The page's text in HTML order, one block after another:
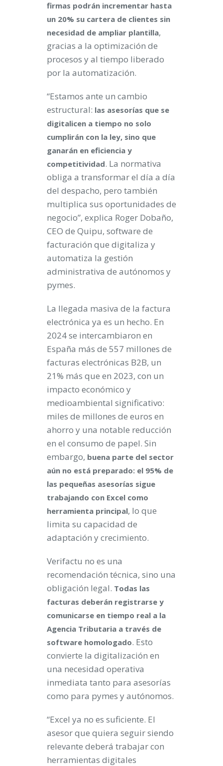
firmas podrán incrementar hasta
un 20% su cartera de clientes sin
necesidad de ampliar plantilla,
gracias a la optimización de
procesos y al tiempo liberado
por la automatización.
“Estamos ante un cambio
estructural: las asesorías que se
digitalicen a tiempo no solo
cumplirán con la ley, sino que
ganarán en eficiencia y
competitividad. La normativa
obliga a transformar el día a día
del despacho, pero también
multiplica sus oportunidades de
negocio”, explica Roger Dobaño,
CEO de Quipu, software de
facturación que digitaliza y
automatiza la gestión
administrativa de autónomos y
pymes.
La llegada masiva de la factura
electrónica ya es un hecho. En
2024 se intercambiaron en
España más de 557 millones de
facturas electrónicas B2B, un
21% más que en 2023, con un
impacto económico y
medioambiental significativo:
miles de millones de euros en
ahorro y una notable reducción
en el consumo de papel. Sin
embargo, buena parte del sector
aún no está preparado: el 95% de
las pequeñas asesorías sigue
trabajando con Excel como
herramienta principal, lo que
limita su capacidad de
adaptación y crecimiento.
Verifactu no es una
recomendación técnica, sino una
obligación legal. Todas las
facturas deberán registrarse y
comunicarse en tiempo real a la
Agencia Tributaria a través de
software homologado. Esto
convierte la digitalización en
una necesidad operativa
inmediata tanto para asesorías
como para pymes y autónomos.
“Excel ya no es suficiente. El
asesor que quiera seguir siendo
relevante deberá trabajar con
herramientas digitales